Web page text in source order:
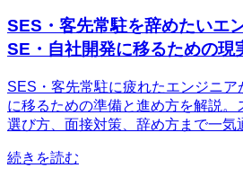
SES・客先常駐を辞めたいエ
SE・自社開発に移るための現
SES・客先常駐に疲れたエンジニ
に移るための準備と進め方を解説
選び方、面接対策、辞め方まで一気
続きを読む